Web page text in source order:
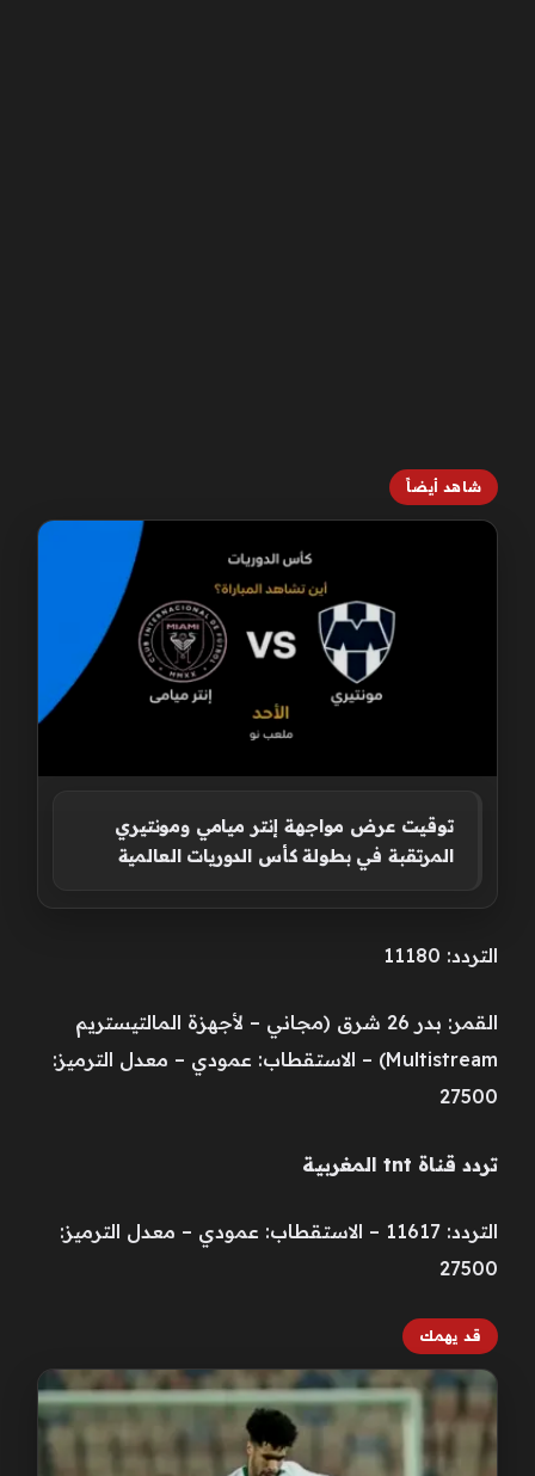
شاهد أيضاً
توقيت عرض مواجهة إنتر ميامي ومونتيري
المرتقبة في بطولة كأس الدوريات العالمية
التردد: 11180
القمر: بدر 26 شرق (مجاني – لأجهزة المالتيستريم
Multistream) – الاستقطاب: عمودي – معدل الترميز:
27500
تردد قناة tnt المغربية
التردد: 11617 – الاستقطاب: عمودي – معدل الترميز:
27500
قد يهمك